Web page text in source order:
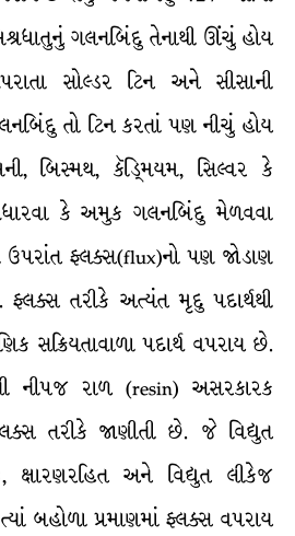
ગલનબિંદુ તેનાથી ઊંચું હોય
સોલ્ડર ટિન અને સીસાની
તો ટિન કરતાં પણ નીચું હોય
બિસ્મથ, કૅડ્મિયમ, સિલ્વર કે
કે અમુક ગલનબિંદુ મેળવવા
ફ્લક્સ(flux)નો પણ જોડાણ
તરીકે અત્યંત મૃદુ પદાર્થથી
સક્રિયતાવાળા પદાર્થ વપરાય છે.
નીપજ રાળ (resin) અસરકારક
તરીકે જાણીતી છે. જે વિદ્યુત
ક્ષારણરહિત અને વિદ્યુત લીકેજ
બહોળા પ્રમાણમાં ફ્લક્સ વપરાય